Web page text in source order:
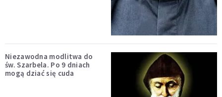
Niezawodna modlitwa do
św. Szarbela. Po 9 dniach
mogą dziać się cuda